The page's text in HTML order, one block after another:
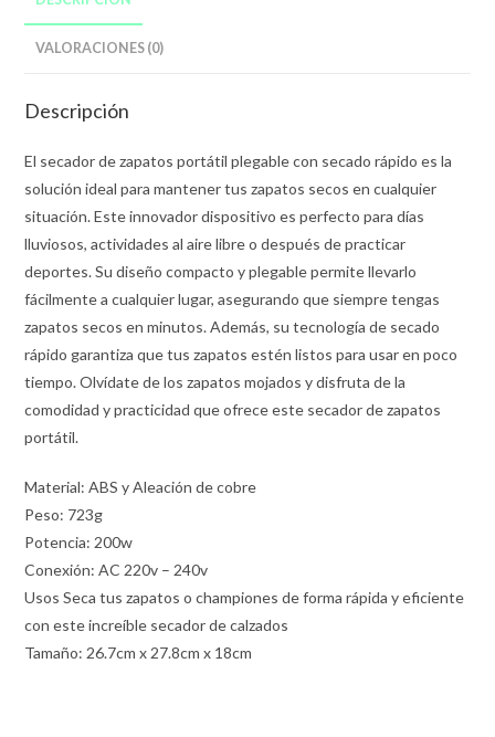
VALORACIONES (0)
Descripción
El secador de zapatos portátil plegable con secado rápido es la
solución ideal para mantener tus zapatos secos en cualquier
situación. Este innovador dispositivo es perfecto para días
lluviosos, actividades al aire libre o después de practicar
deportes. Su diseño compacto y plegable permite llevarlo
fácilmente a cualquier lugar, asegurando que siempre tengas
zapatos secos en minutos. Además, su tecnología de secado
rápido garantiza que tus zapatos estén listos para usar en poco
tiempo. Olvídate de los zapatos mojados y disfruta de la
comodidad y practicidad que ofrece este secador de zapatos
portátil.
Material: ABS y Aleación de cobre
Peso: 723g
Potencia: 200w
Conexión: AC 220v – 240v
Usos Seca tus zapatos o championes de forma rápida y eficiente
con este increíble secador de calzados
Tamaño: 26.7cm x 27.8cm x 18cm